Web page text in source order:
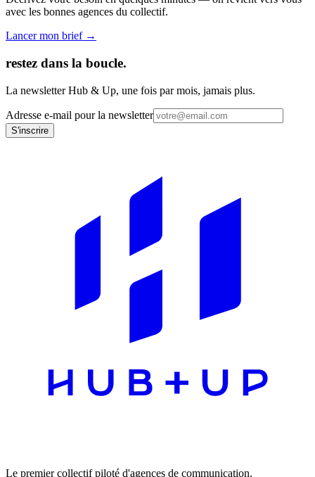
avec les bonnes agences du collectif.
Lancer mon brief →
restez dans la boucle.
La newsletter Hub & Up, une fois par mois, jamais plus.
Adresse e-mail pour la newsletter
S'inscrire
Le premier collectif piloté d'agences de communication,